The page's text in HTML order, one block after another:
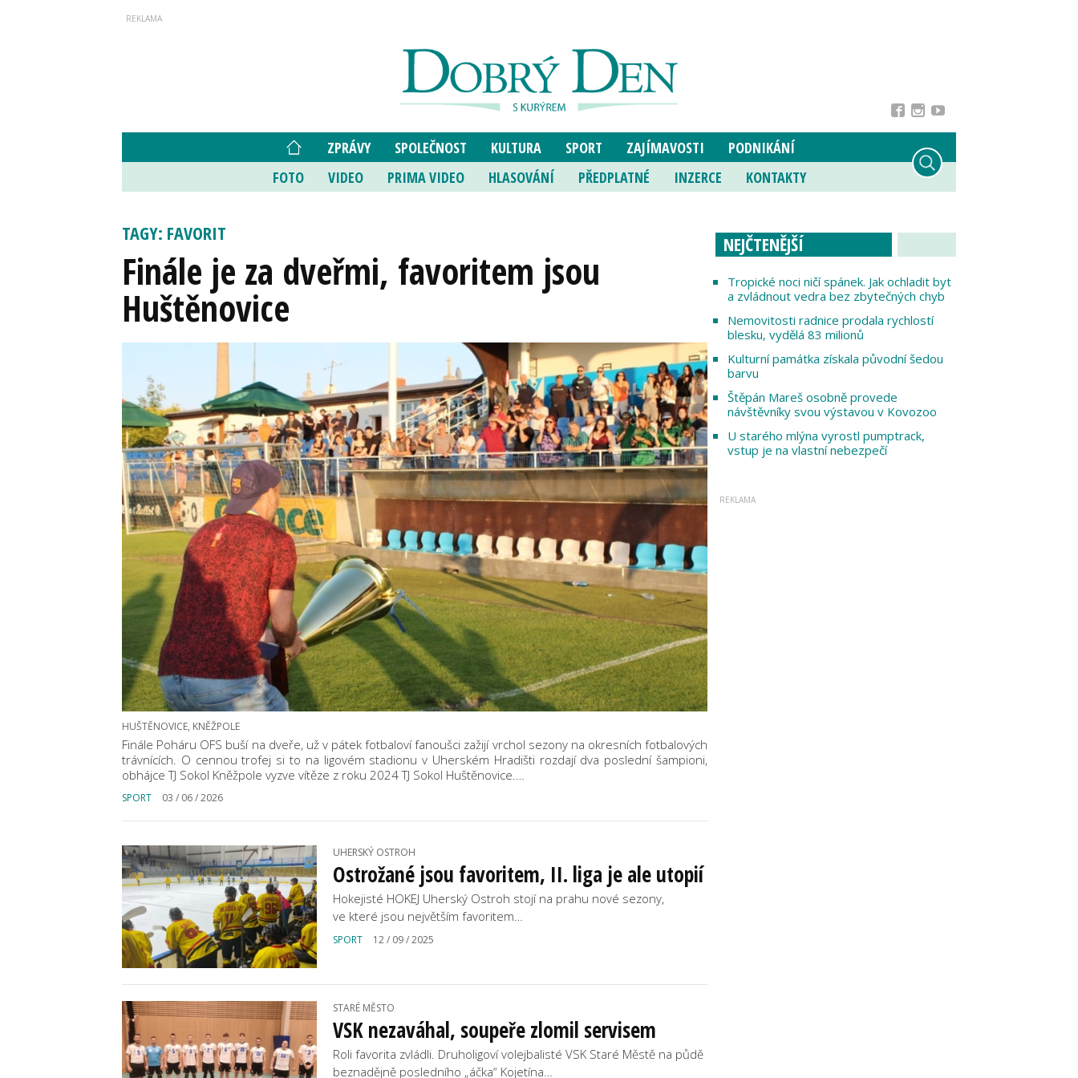
ZPRÁVY SPOLEČNOST KULTURA SPORT ZAJÍMAVOSTI
PODNIKÁNÍ
FOTO
VIDEO PRIMA VIDEO HLASOVÁNÍ PŘEDPLATNÉ INZERCE KONTAKTY
TAGY: FAVORIT
Finále je za dveřmi, favoritem jsou
Huštěnovice
HUŠTĚNOVICE, KNĚŽPOLE
Finále Poháru OFS buší na dveře, už v pátek fotbaloví fanoušci zažijí vrchol sezony na okresních fotbalových
trávnících. O cennou trofej si to na ligovém stadionu v Uherském Hradišti rozdají dva poslední šampioni,
obhájce TJ Sokol Kněžpole vyzve vítěze z roku 2024 TJ Sokol Huštěnovice.…
SPORT 03 / 06 / 2026
UHERSKÝ OSTROH
Ostrožané jsou favoritem, II. liga je ale utopií
Hokejisté HOKEJ Uherský Ostroh stojí na prahu nové sezony,
ve které jsou největším favoritem…
SPORT 12 / 09 / 2025
STARÉ MĚSTO
VSK nezaváhal, soupeře zlomil servisem
Roli favorita zvládli. Druholigoví volejbalisté VSK Staré Městě na půdě
beznadějně posledního „áčka“ Kojetína…
NEJČTENĚJŠÍ
Tropické noci ničí spánek. Jak ochladit byt
a zvládnout vedra bez zbytečných chyb
Nemovitosti radnice prodala rychlostí
blesku, vydělá 83 milionů
Kulturní památka získala původní šedou
barvu
Štěpán Mareš osobně provede
návštěvníky svou výstavou v Kovozoo
U starého mlýna vyrostl pumptrack,
vstup je na vlastní nebezpečí